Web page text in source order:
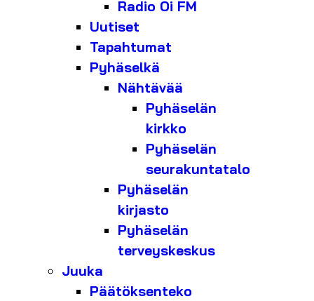
Radio Oi FM
Uutiset
Tapahtumat
Pyhäselkä
Nähtävää
Pyhäselän
kirkko
Pyhäselän
seurakuntatalo
Pyhäselän
kirjasto
Pyhäselän
terveyskeskus
Juuka
Päätöksenteko